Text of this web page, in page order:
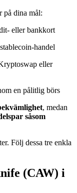
på dina mål:
eller bankkort
handel
eller
en pålitlig börs
, medan
såsom
Följ dessa tre enkla
(CAW) i